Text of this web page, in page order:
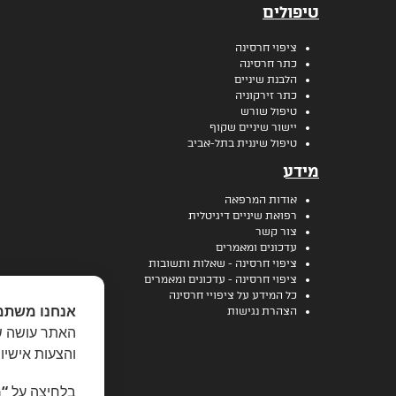
טיפולים
ציפוי חרסינה
כתר חרסינה
הלבנת שיניים
כתר זירקוניה
טיפול שורש
יישור שיניים שקוף
טיפול שיננית בתל-אביב
מידע
אודות המרפאה
רפואת שיניים דיגיטלית
צור קשר
עדכונים ומאמרים
ציפוי חרסינה - שאלות ותשובות
ציפוי חרסינה - עדכונים ומאמרים
כל המידע על ציפויי חרסינה
הצהרת נגישות
אנחנו
האתר עושה
והצעות
בלחיצה על